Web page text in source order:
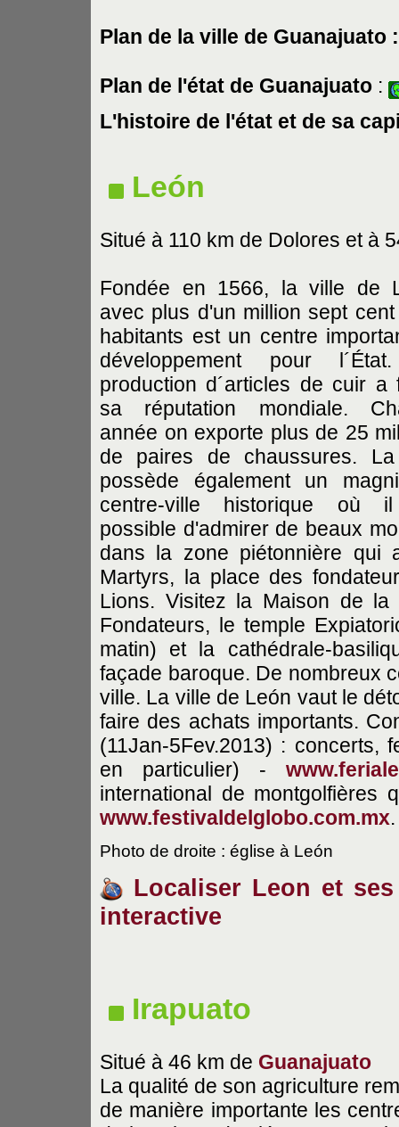
Plan de la ville de Guanajuato
Plan de l'état de Guanajuato :
L'histoire de l'état et de sa
León
Situé à 110 km de Dolores et à
Fondée en 1566, la ville de
avec plus d'un million sept cent
habitants est un centre
développement pour
production d´articles de cuir a
sa réputation mondiale.
année on exporte plus de 25
de paires de chaussures.
possède également un
centre-ville historique où
possible d'admirer de beaux
dans la zone piétonnière qui
Martyrs, la place des
Lions. Visitez la Maison de
Fondateurs, le temple
matin) et la cathédrale-
façade baroque. De nombreux
ville. La ville de León vaut le
faire des achats importants.
(11Jan-5Fev.2013) : concerts,
en particulier) -
international de
www.festivaldelglobo.com.mx.
Photo de droite : église à León
Localiser Leon et
interactive
Irapuato
Situé à 46 km de Guanajuato
La qualité de son agriculture
de manière importante les